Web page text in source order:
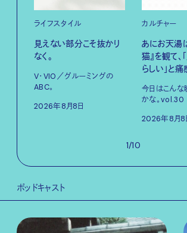
ライフスタイル
見えない部分こそ抜かり
なく。
V・VIO／グルーミングの
ABC。
2026年8月8日
カルチャー
あにお天湯
猫』を観て
らしい」と痛
今日はこんな
かな。vol.30
2026年8月8
1/10
ポッドキャスト